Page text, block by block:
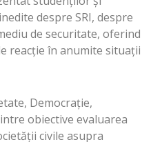
despre SRI, despre
de securitate, oferind
reacţie în anumite situaţii
Democraţie,
obiective evaluarea
civile asupra